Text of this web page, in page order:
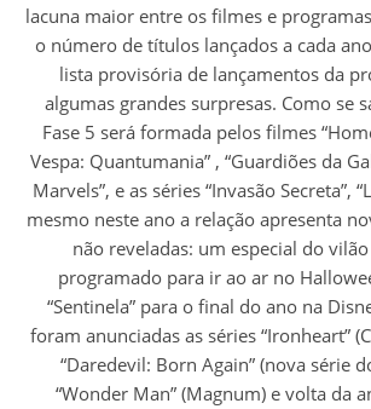
lacuna maior entre os filmes e
o número de títulos lançados a cada
lista provisória de lançamentos da
algumas grandes surpresas. Como se
Fase 5 será formada pelos filmes
Vespa: Quantumania” , “Guardiões da
Marvels”, e as séries “Invasão Secreta”,
mesmo neste ano a relação apresenta
não reveladas: um especial do vilão
programado para ir ao ar no
“Sentinela” para o final do ano na
foram anunciadas as séries “Ironheart”
“Daredevil: Born Again” (nova série
“Wonder Man” (Magnum) e volta da